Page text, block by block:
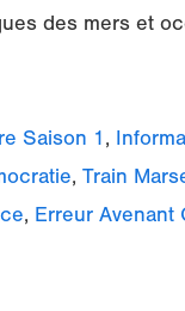
des mers et
Saison 1 ,
, Train
, Erreur Avenant